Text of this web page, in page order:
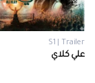
S1 | Trailer
علي كلاي